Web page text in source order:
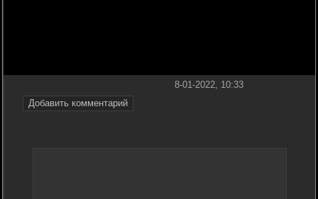
Добавить комментарий
8-01-2022, 10:33